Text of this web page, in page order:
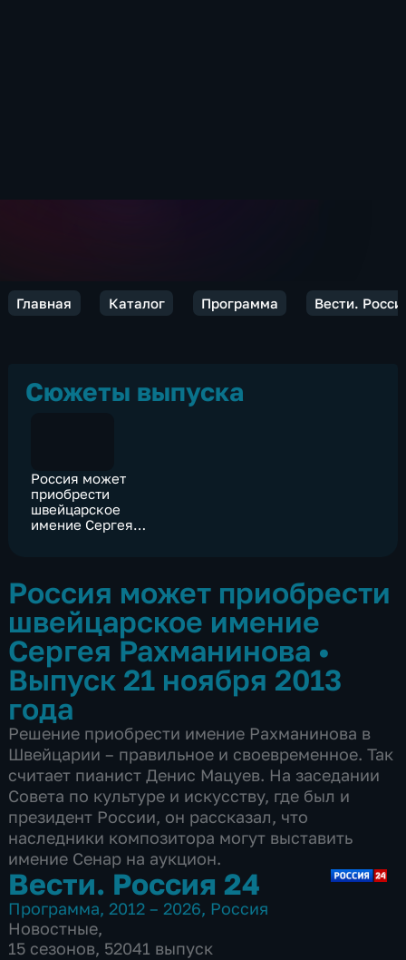
Главная Каталог Программа Вести.
Сюжеты выпуска
Россия может
приобрести
швейцарское
имение Сергея
Россия может приобрести
швейцарское имение
Сергея Рахманинова •
Выпуск 21 ноября 2013
года
Решение приобрести имение Рахманинова в
Швейцарии – правильное и своевременное. Так
считает пианист Денис Мацуев. На заседании
Совета по культуре и искусству, где был и
президент России, он рассказал, что
наследники композитора могут выставить
имение Сенар на аукцион.
Вести. Россия 24
Программа, 2012 – 2026, Россия
Новостные,
15 сезонов, 52041 выпуск